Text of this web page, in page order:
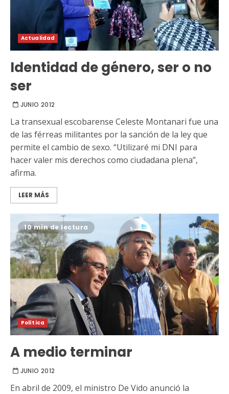
Actualidad
Identidad de género, ser o no
ser
JUNIO 2012
La transexual escobarense Celeste Montanari fue una
de las férreas militantes por la sanción de la ley que
permite el cambio de sexo. “Utilizaré mi DNI para
hacer valer mis derechos como ciudadana plena”,
afirma.
LEER MÁS
10 min de lectura
Política
A medio terminar
JUNIO 2012
En abril de 2009, el ministro De Vido anunció la